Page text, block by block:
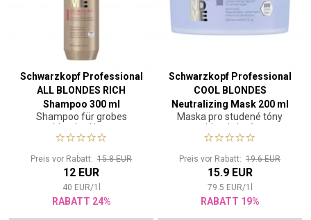
Schwarzkopf Professional
ALL BLONDES RICH
Shampoo 300 ml
Shampoo für grobes
blondes Haar
Preis vor Rabatt: 15.8 EUR
12 EUR
40 EUR/1
RABATT 24%
Schwarzkopf Professional
COOL BLONDES
Neutralizing Mask 200 ml
Maska pro studené tóny
blond vlasů
Preis vor Rabatt: 19.6 EUR
15.9 EUR
79.5 EUR/1
RABATT 19%